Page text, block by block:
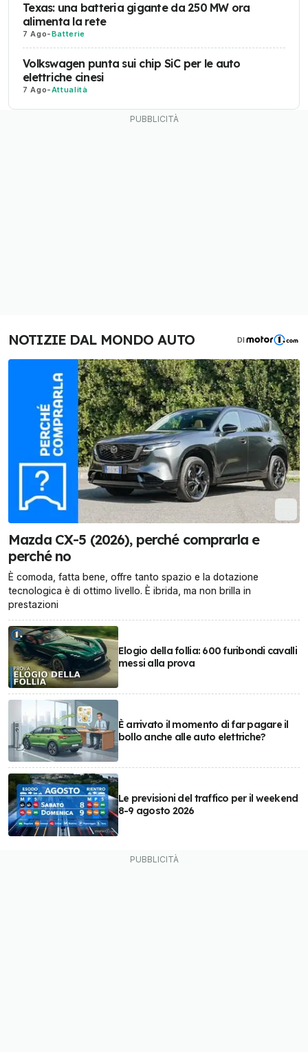
Texas: una batteria gigante da 250 MW ora
alimenta la rete
7 Ago-Batterie
Volkswagen punta sui chip SiC per le auto
elettriche cinesi
7 Ago-Attualità
NOTIZIE DAL MONDO AUTO DI
Mazda CX-5 (2026), perché comprarla e
perché no
È comoda, fatta bene, offre tanto spazio e la dotazione
tecnologica è di ottimo livello. È ibrida, ma non brilla in
prestazioni
Elogio della follia: 600 furibondi cavalli
messi alla prova
È arrivato il momento di far pagare il
bollo anche alle auto elettriche?
Le previsioni del traffico per il weekend
8-9 agosto 2026